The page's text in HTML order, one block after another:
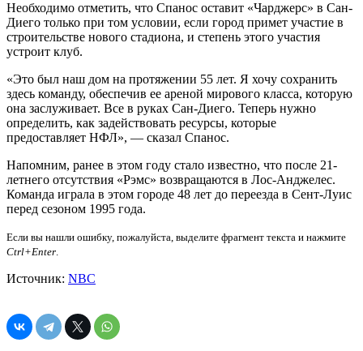
Необходимо отметить, что Спанос оставит «Чарджерс» в Сан-
Диего только при том условии, если город примет участие в
строительстве нового стадиона, и степень этого участия
устроит клуб.
«Это был наш дом на протяжении 55 лет. Я хочу сохранить
здесь команду, обеспечив ее ареной мирового класса, которую
она заслуживает. Все в руках Сан-Диего. Теперь нужно
определить, как задействовать ресурсы, которые
предоставляет НФЛ», — сказал Спанос.
Напомним, ранее в этом году стало известно, что после 21-
летнего отсутствия «Рэмс» возвращаются в Лос-Анджелес.
Команда играла в этом городе 48 лет до переезда в Сент-Луис
перед сезоном 1995 года.
Если вы нашли ошибку, пожалуйста, выделите фрагмент текста и нажмите
Ctrl+Enter.
Источник: NBC